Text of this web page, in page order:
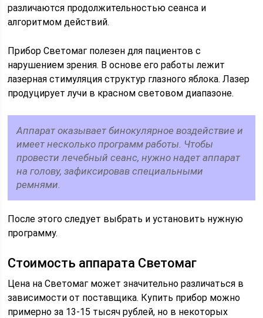
различаются продолжительностью сеанса и
алгоритмом действий.
Прибор Светомаг полезен для пациентов с
нарушением зрения. В основе его работы лежит
лазерная стимуляция структур глазного яблока. Лазер
продуцирует лучи в красном световом диапазоне.
Аппарат оказывает бинокулярное воздействие и
имеет несколько программ работы. Чтобы
провести лечебный сеанс, нужно надет аппарат
на голову, зафиксировав специальными
ремнями.
После этого следует выбрать и установить нужную
программу.
Стоимость аппарата Светомаг
Цена на Светомаг может значительно различаться в
зависимости от поставщика. Купить прибор можно
примерно за 13-15 тысяч рублей, но в некоторых